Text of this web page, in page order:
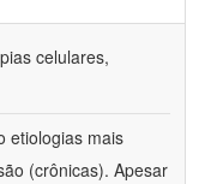
celulares,
etiologias mais
(crônicas). Apesar